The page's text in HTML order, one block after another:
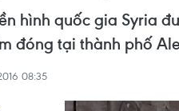
hình quốc gia Syria
đóng tại thành phố
08:35